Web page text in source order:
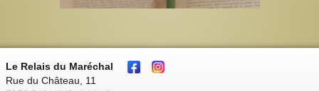
Le Relais du Maréchal
Rue du Château, 11